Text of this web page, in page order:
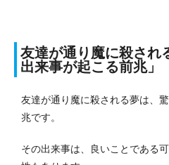
友達が通り魔に殺され
出来事が起こる前兆」
友達が通り魔に殺される夢は、
兆です。
その出来事は、良いことである